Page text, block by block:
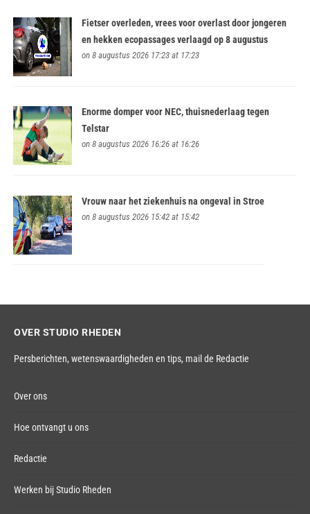
Fietser overleden, vrees voor overlast door jongeren
en hekken ecopassages verlaagd op 8 augustus
on 8 augustus 2026 17:23 at 17:23
Enorme domper voor NEC, thuisnederlaag tegen
Telstar
on 8 augustus 2026 16:26 at 16:26
Vrouw naar het ziekenhuis na ongeval in Stroe
on 8 augustus 2026 15:42 at 15:42
OVER STUDIO RHEDEN
Persberichten, wetenswaardigheden en tips, mail de Redactie
Over ons
Hoe ontvangt u ons
Redactie
Werken bij Studio Rheden